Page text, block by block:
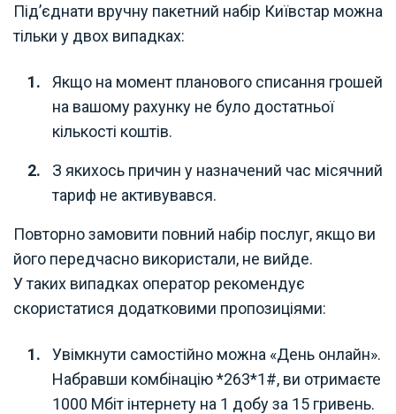
Під’єднати вручну пакетний набір Київстар можна
тільки у двох випадках:
Якщо на момент планового списання грошей
на вашому рахунку не було достатньої
кількості коштів.
З якихось причин у назначений час місячний
тариф не активувався.
Повторно замовити повний набір послуг, якщо ви
його передчасно використали, не вийде.
У таких випадках оператор рекомендує
скористатися додатковими пропозиціями:
Увімкнути самостійно можна «День онлайн».
Набравши комбінацію *263*1#, ви отримаєте
1000 Мбіт інтернету на 1 добу за 15 гривень.